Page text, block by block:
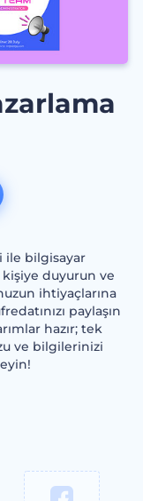
ile bilgisayar
kişiye duyurun ve
ihtiyaçlarına
paylaşın
hazır; tek
ve bilgilerinizi